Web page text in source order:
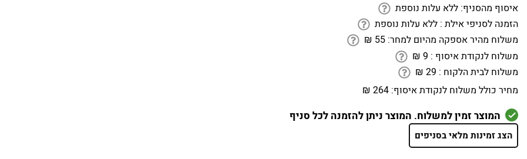
איסוף מהסניף: ללא עלות נוספת
הזמנה לסניפי אילת : ללא עלות נוספת
משלוח מהיר אספקה מהיום למחר:
₪ 55
משלוח לנקודת איסוף :
₪ 9
משלוח לבית הלקוח :
₪ 29
מחיר כולל משלוח לנקודת איסוף: 264 ₪
המוצר זמין למשלוח. המוצר ניתן להזמנה לכל סניף
הצג זמינות מלאי בסניפים